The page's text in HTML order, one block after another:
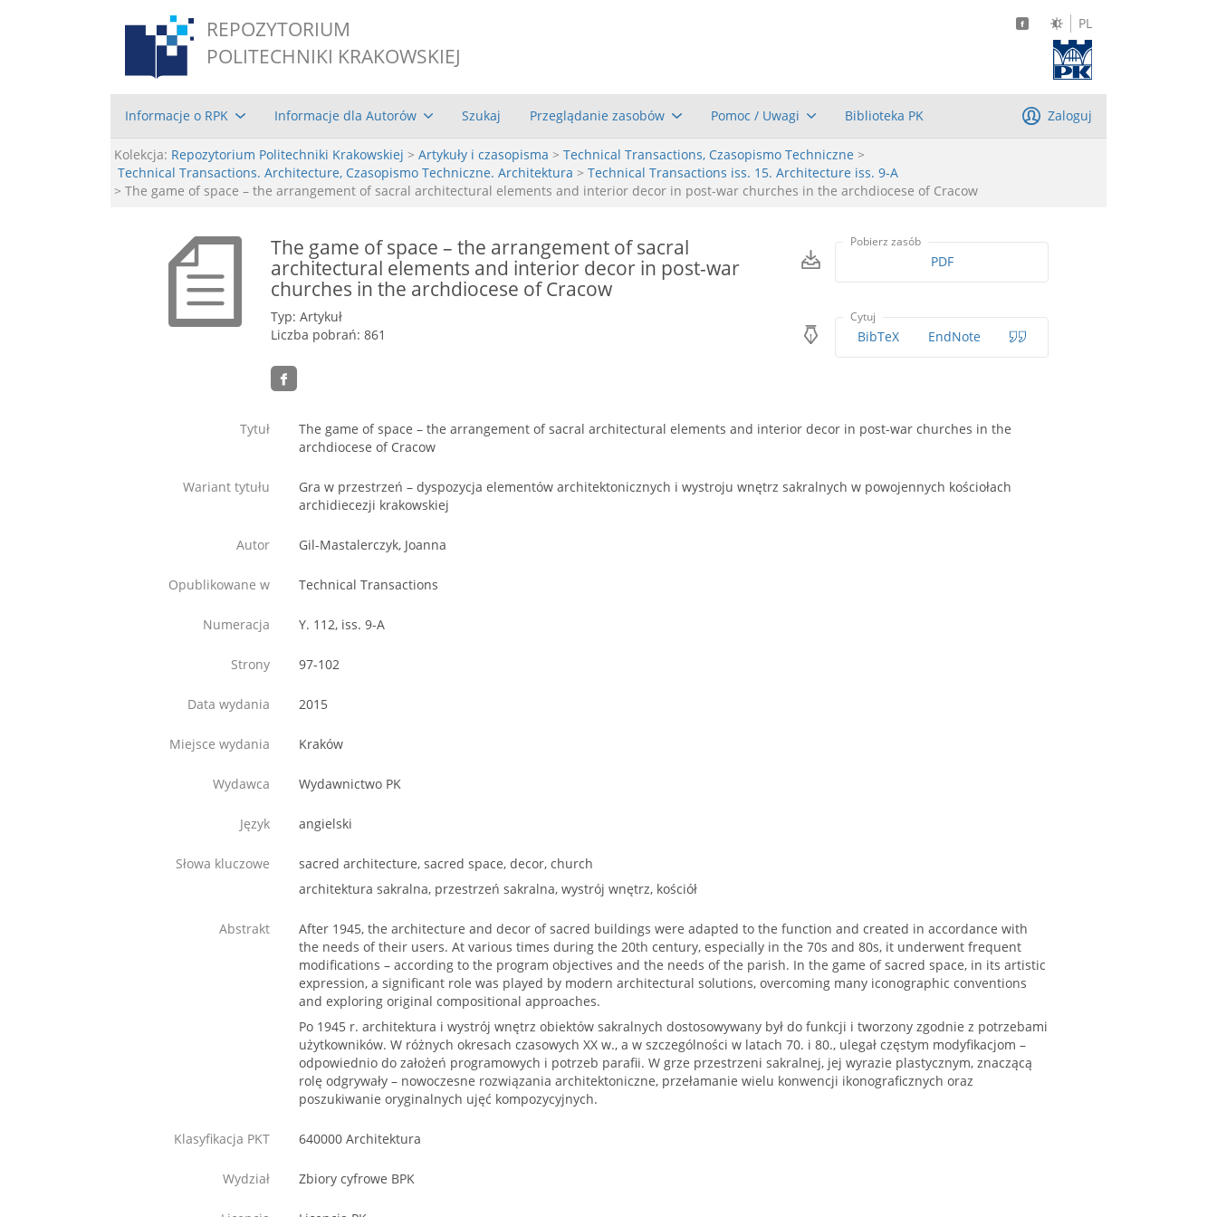
REPOZYTORIUM
POLITECHNIKI KRAKOWSKIEJ
PL
Informacje o RPK Informacje dla Autorów Szukaj Przeglądanie zasobów Pomoc / Uwagi Biblioteka PK Zaloguj
Kolekcja: Repozytorium Politechniki Krakowskiej > Artykuły i czasopisma > Technical Transactions, Czasopismo Techniczne >
Technical Transactions. Architecture, Czasopismo Techniczne. Architektura > Technical Transactions iss. 15. Architecture iss. 9-A
> The game of space – the arrangement of sacral architectural elements and interior decor in post-war churches in the archdiocese of Cracow
The game of space – the arrangement of sacral
architectural elements and interior decor in post-war
churches in the archdiocese of Cracow
Typ: Artykuł
Liczba pobrań: 861
Pobierz zasób
PDF
Cytuj
BibTeX EndNote
Tytuł
The game of space – the arrangement of sacral architectural elements and interior decor in post-war churches in the
archdiocese of Cracow
Wariant tytułu
Gra w przestrzeń – dyspozycja elementów architektonicznych i wystroju wnętrz sakralnych w powojennych kościołach
archidiecezji krakowskiej
Autor Gil-Mastalerczyk, Joanna
Opublikowane w Technical Transactions
Numeracja Y. 112, iss. 9-A
Strony 97-102
Data wydania 2015
Miejsce wydania Kraków
Wydawca Wydawnictwo PK
Język angielski
Słowa kluczowe
sacred architecture, sacred space, decor, church
architektura sakralna, przestrzeń sakralna, wystrój wnętrz, kościół
Abstrakt
After 1945, the architecture and decor of sacred buildings were adapted to the function and created in accordance with
the needs of their users. At various times during the 20th century, especially in the 70s and 80s, it underwent frequent
modifications – according to the program objectives and the needs of the parish. In the game of sacred space, in its artistic
expression, a significant role was played by modern architectural solutions, overcoming many iconographic conventions
and exploring original compositional approaches.
Po 1945 r. architektura i wystrój wnętrz obiektów sakralnych dostosowywany był do funkcji i tworzony zgodnie z potrzebami
użytkowników. W różnych okresach czasowych XX w., a w szczególności w latach 70. i 80., ulegał częstym modyfikacjom –
odpowiednio do założeń programowych i potrzeb parafii. W grze przestrzeni sakralnej, jej wyrazie plastycznym, znaczącą
rolę odgrywały – nowoczesne rozwiązania architektoniczne, przełamanie wielu konwencji ikonograficznych oraz
poszukiwanie oryginalnych ujęć kompozycyjnych.
Klasyfikacja PKT 640000 Architektura
Wydział Zbiory cyfrowe BPK